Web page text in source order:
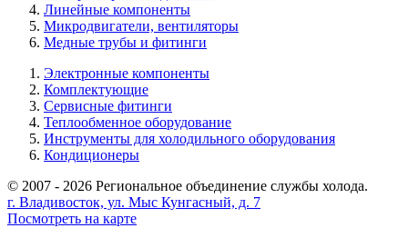
Линейные компоненты
Микродвигатели, вентиляторы
Медные трубы и фитинги
Электронные компоненты
Комплектующие
Сервисные фитинги
Теплообменное оборудование
Инструменты для холодильного оборудования
Кондиционеры
© 2007 - 2026 Региональное объединение службы холода.
г. Владивосток, ул. Мыс Кунгасный, д. 7
Посмотреть на карте